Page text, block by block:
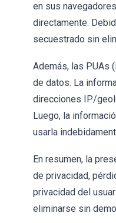
en sus
directamente.
secuestrado sin
Además, las PUAs
de datos. La
direcciones IP/
Luego, la
usarla
En resumen, la
de privacidad,
privacidad del
eliminarse sin